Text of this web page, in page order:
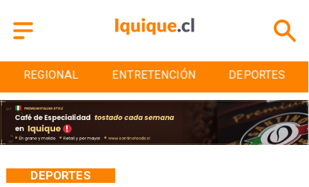
ENTRETENCIÓN DEPORTES
DEPORTES